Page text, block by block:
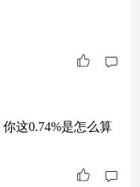
这0.74%是怎么算